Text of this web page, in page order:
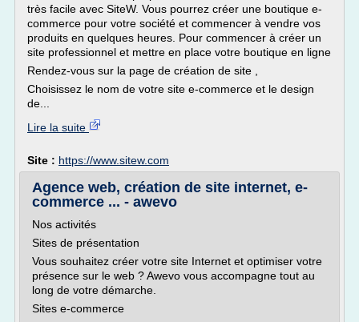
très facile avec SiteW. Vous pourrez créer une boutique e-
commerce pour votre société et commencer à vendre vos
produits en quelques heures. Pour commencer à créer un
site professionnel et mettre en place votre boutique en ligne
Rendez-vous sur la page de création de site ,
Choisissez le nom de votre site e-commerce et le design
de...
Lire la suite
Site : https://www.sitew.com
Agence web, création de site internet, e-
commerce ... - awevo
Nos activités
Sites de présentation
Vous souhaitez créer votre site Internet et optimiser votre
présence sur le web ? Awevo vous accompagne tout au
long de votre démarche.
Sites e-commerce